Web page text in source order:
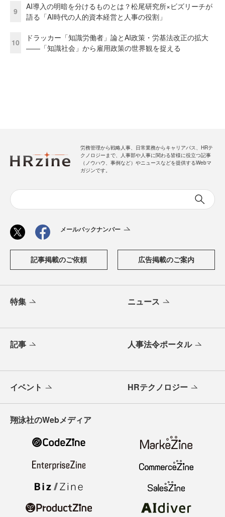
9
AI導入の明暗を分けるものとは？松尾研究所×ビズリーチが
語る「AI時代の人的資本経営と人事の役割」
10
ドラッカー「知識労働者」論とAI政策・労基法改正の拡大
——「知識社会」から雇用政策の世界観を捉える
労務管理から戦略人事、日常業務からキャリアパス、HRテ
クノロジーまで、人事部や人事に関わる皆様に役立つ記事
（ノウハウ、事例など）やニュースなどを提供するWebマ
ガジンです。
メールバックナンバー
記事掲載のご依頼 広告掲載のご案内
特集 ニュース
記事 人事法令ポータル
イベント HRテクノロジー
翔泳社のWebメディア